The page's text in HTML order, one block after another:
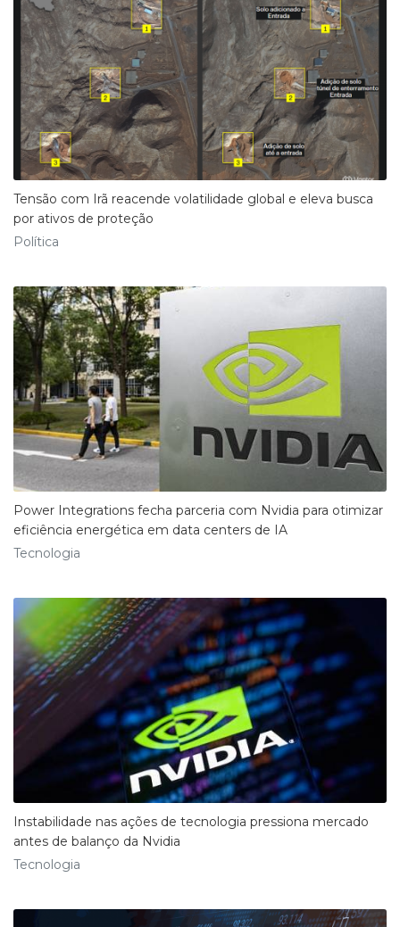
Tensão com Irã reacende volatilidade global e eleva busca
por ativos de proteção
Política
Power Integrations fecha parceria com Nvidia para otimizar
eficiência energética em data centers de IA
Tecnologia
Instabilidade nas ações de tecnologia pressiona mercado
antes de balanço da Nvidia
Tecnologia